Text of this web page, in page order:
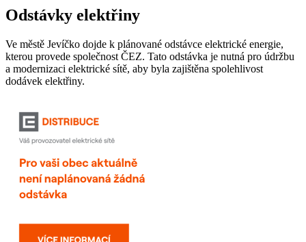
Odstávky elektřiny
Ve městě Jevíčko dojde k plánované odstávce elektrické energie,
kterou provede společnost ČEZ. Tato odstávka je nutná pro údržbu
a modernizaci elektrické sítě, aby byla zajištěna spolehlivost
dodávek elektřiny.